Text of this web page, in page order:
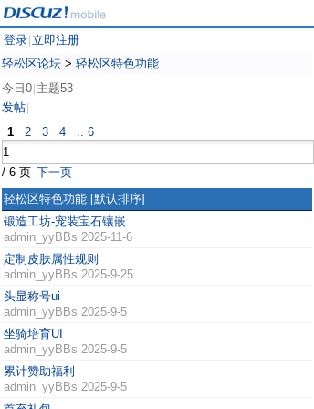
登录 立即注册
轻松区论坛 > 轻松区特色功能
今日0 主题53
发帖
1 2 3 4 .. 6
/ 6 页 下一页
轻松区特色功能 [默认排序]
锻造工坊-宠装宝石镶嵌
admin_yyBBs 2025-11-6
定制皮肤属性规则
admin_yyBBs 2025-9-25
头显称号ui
admin_yyBBs 2025-9-5
坐骑培育UI
admin_yyBBs 2025-9-5
累计赞助福利
admin_yyBBs 2025-9-5